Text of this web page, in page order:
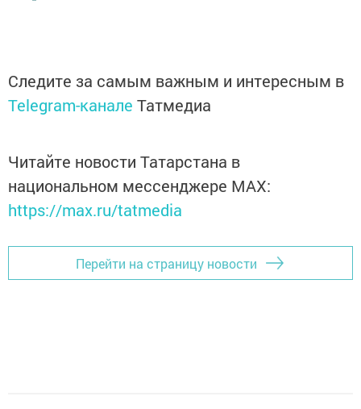
Следите за самым важным и интересным в
Telegram-канале Татмедиа
Читайте новости Татарстана в
национальном мессенджере MАХ:
https://max.ru/tatmedia
Перейти на страницу новости